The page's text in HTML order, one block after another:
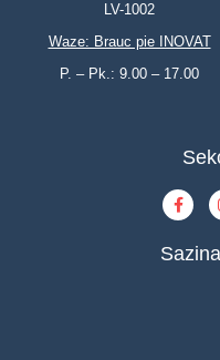
LV-1002
Waze: Brauc pie INOVAT
P. – Pk.: 9.00 – 17.00